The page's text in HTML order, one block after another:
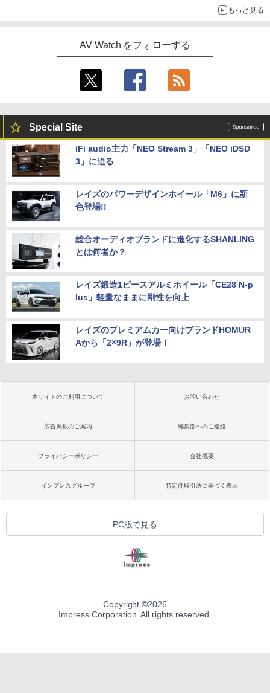
もっと見る
AV Watch をフォローする
Special Site
iFi audio主力「NEO Stream 3」「NEO iDSD
3」に迫る
レイズのパワーデザインホイール「M6」に新
色登場!!
総合オーディオブランドに進化するSHANLING
とは何者か？
レイズ鍛造1ピースアルミホイール「CE28 N-p
lus」軽量なままに剛性を向上
レイズのプレミアムカー向けブランドHOMUR
Aから「2×9R」が登場！
本サイトのご利用について お問い合わせ
広告掲載のご案内 編集部へのご連絡
プライバシーポリシー 会社概要
インプレスグループ 特定商取引法に基づく表示
PC版で見る
Copyright ©2026
Impress Corporation. All rights reserved.